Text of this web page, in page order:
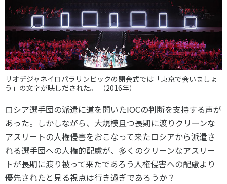
リオデジャネイロパラリンピックの閉会式では「東京で会いましょ
う」の文字が映しだされた。 （2016年）
ロシア選手団の派遣に道を開いたIOCの判断を支持する声が
あった。しかしながら、大規模且つ長期に渡りクリーンな
アスリートの人権侵害をおこなって来たロシアから派遣さ
れる選手団への人権的配慮が、多くのクリーンなアスリー
トが長期に渡り被って来たであろう人権侵害への配慮より
優先されたと見る視点は行き過ぎであろうか？